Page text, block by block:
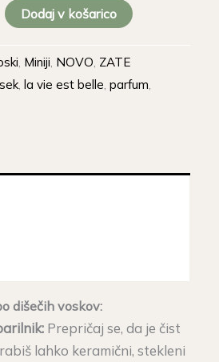
Dodaj v košarico
, Miniji, NOVO, ZATE
, la vie est belle,parfum,
dišečih voskov:
Prepričaj se, da je čist
lahko keramični, stekleni